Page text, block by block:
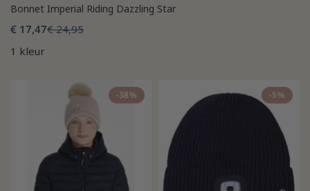
Bonnet Imperial Riding Dazzling Star
€ 17,47€ 24,95
1 kleur
-38% -5%